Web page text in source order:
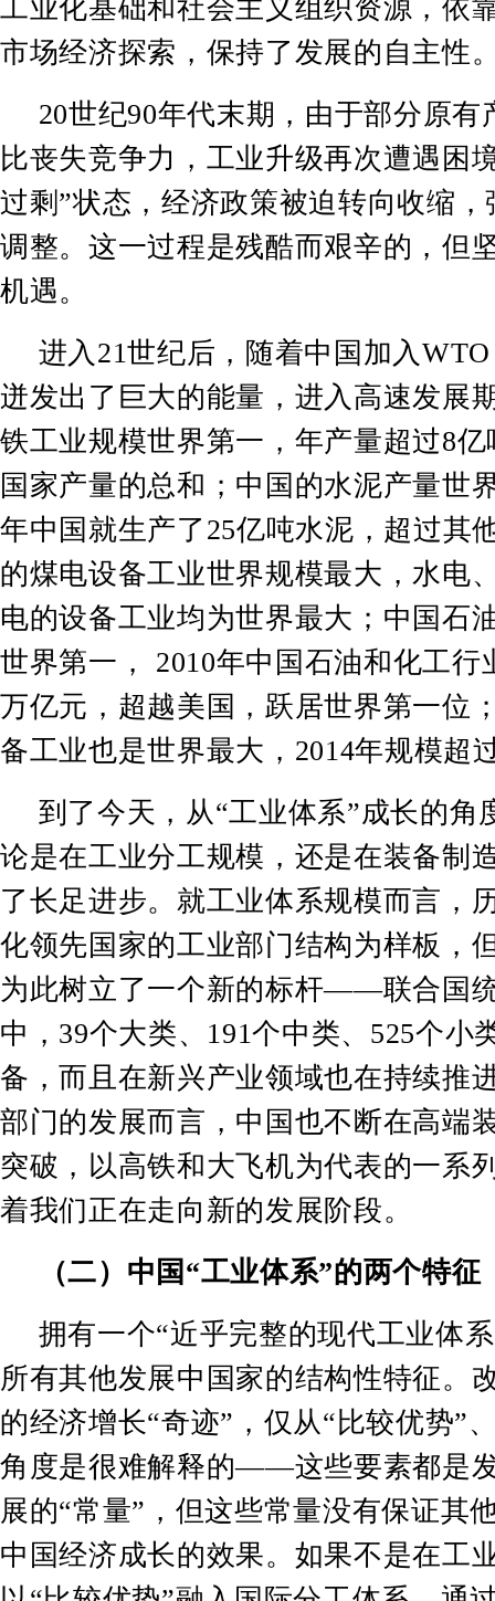
工业化基础和社会主义组织资源，依
市场经济探索，保持了发展的自主性
20世纪90年代末期，由于部分原有
比丧失竞争力，工业升级再次遭遇困
过剩 ”状态，经济政策被迫转向收缩
调整。这一过程是残酷而艰辛的，但
机遇。
进入 21世纪后，随着中国加入WTO
迸发出了巨大的能量，进入高速发展
铁工业规模世界第一，年产量超过8亿
国家产量的总和；中国的水泥产量世
年中国就生产了 25亿吨水泥，超过其
的煤电设备工业世界规模最大，水电
电的设备工业均为世界最大；中国石
世界第一，
2010年中国石油和化工行
万亿元，超越美国，跃居世界第一位
备工业也是世界最大， 2014年规模超
到了今天，从“工业体系”成长的角
论是在工业分工规模，还是在装备制
了长足进步。就工业体系规模而言，
化领先国家的工业部门结构为样板，
为此树立了一个新的标杆——联合国
中， 39个大类、 191个中类、 525个小
备，而且在新兴产业领域也在持续推
部门的发展而言，中国也不断在高端
突破，以高铁和大飞机为代表的一系
着我们正在走向新的发展阶段。
（二）中国 “工业体系”的两个特征
拥有一个“近乎完整的现代工业体系
所有其他发展中国家的结构性特征。
的经济增长“奇迹” ，仅从“ 比较优势”
角度是很难解释的——这些要素都是
展的“常量” ，但这些常量没有保证其
中国经济成长的效果。如果不是在工